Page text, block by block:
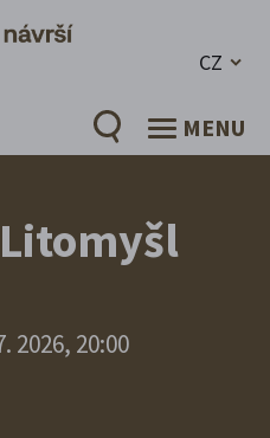
CZ
MENU
2026, 20:00